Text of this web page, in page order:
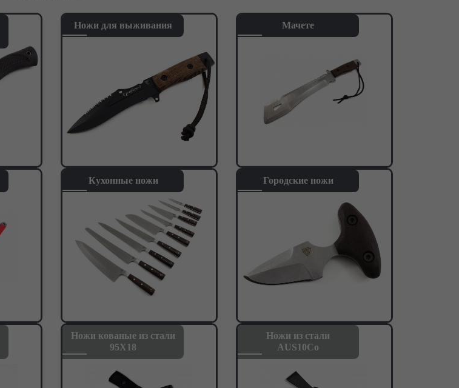
Ножи для выживания Мачете
Кухонные ножи Городские ножи
Ножи кованые из стали
95Х18
Ножи из стали
AUS10Co